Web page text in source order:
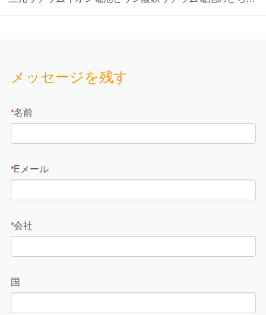
が良いですか？
メッセージを残す
*名前
*Eメール
*会社
国